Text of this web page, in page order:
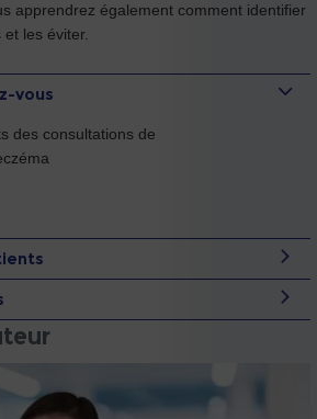
apprendrez également comment identifier
les éviter.
vous
des consultations de